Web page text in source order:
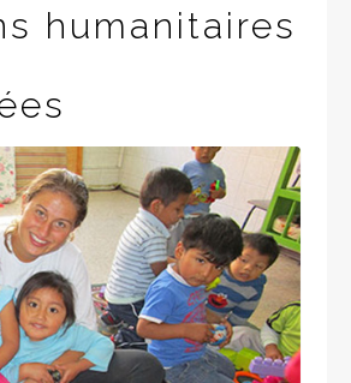
humanitaires